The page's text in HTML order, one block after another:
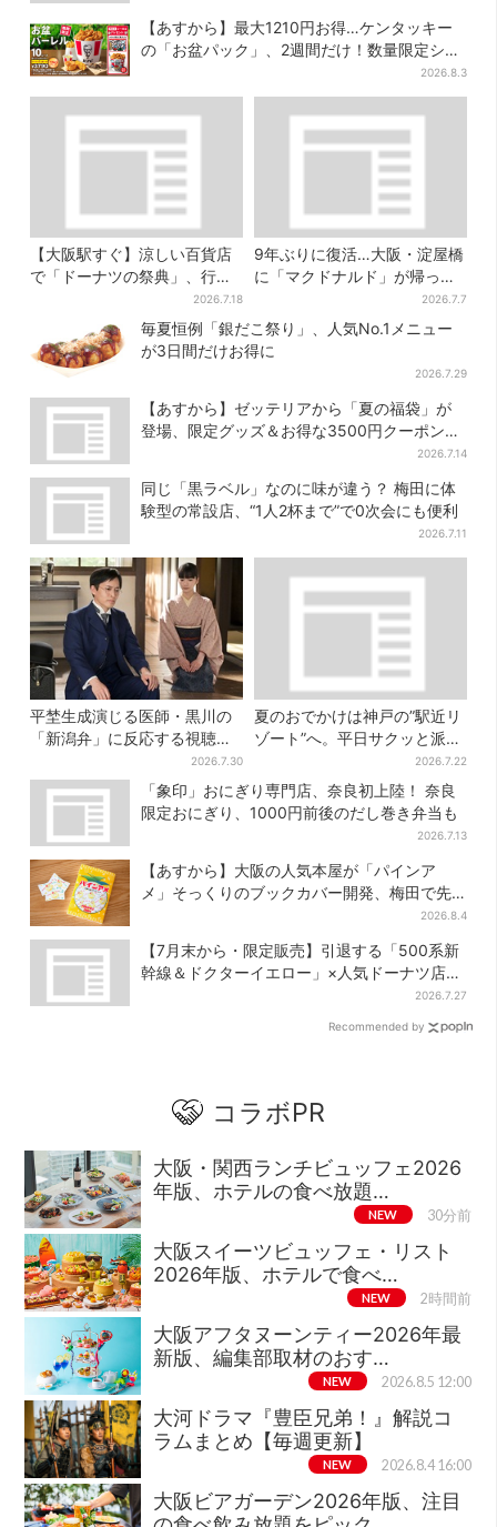
【あすから】最大1210円お得…ケンタッキー
の「お盆パック」、2週間だけ！数量限定シー
2026.8.3
【大阪駅すぐ】涼しい百貨店
で「ドーナツの祭典」、行列
店の“できたて”＆限定メニュ
2026.7.18
9年ぶりに復活…大阪・淀屋橋
に「マクドナルド」が帰って
くる！駅直結＆100席を完備
2026.7.7
毎夏恒例「銀だこ祭り」、人気No.1メニュー
が3日間だけお得に
2026.7.29
【あすから】ゼッテリアから「夏の福袋」が
登場、限定グッズ＆お得な3500円クーポン付
2026.7.14
同じ「黒ラベル」なのに味が違う？ 梅田に体
験型の常設店、“1人2杯まで”で0次会にも便利
2026.7.11
平埜生成演じる医師・黒川の
「新潟弁」に反応する視聴者
2026.7.30
夏のおでかけは神戸の”駅近リ
ゾート”へ。平日サクッと派
も、休日ガッツリ派も！タイ
パ抜群、約20種の楽しみ方
2026.7.22
「象印」おにぎり専門店、奈良初上陸！ 奈良
限定おにぎり、1000円前後のだし巻き弁当も
2026.7.13
【あすから】大阪の人気本屋が「パインア
メ」そっくりのブックカバー開発、梅田で先
2026.8.4
【7月末から・限定販売】引退する「500系新
幹線＆ドクターイエロー」×人気ドーナツ店が
2026.7.27
Recommended by
コラボPR
大阪・関西ランチビュッフェ2026
年版、ホテルの食べ放題…
NEW 30分前
大阪スイーツビュッフェ・リスト
2026年版、ホテルで食べ…
NEW 2時間前
大阪アフタヌーンティー2026年最
新版、編集部取材のおす…
NEW 2026.8.5 12:00
大河ドラマ『豊臣兄弟！』解説コ
ラムまとめ【毎週更新】
NEW 2026.8.4 16:00
大阪ビアガーデン2026年版、注目